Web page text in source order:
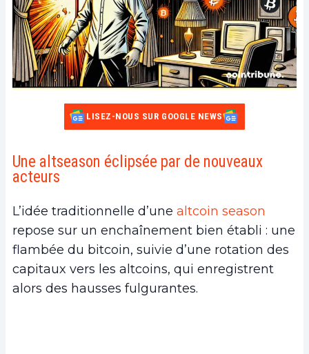
LISEZ-NOUS SUR GOOGLE NEWS
Une altseason éclipsée par de nouveaux
acteurs
L’idée traditionnelle d’une altcoin season
repose sur un enchaînement bien établi : une
flambée du bitcoin, suivie d’une rotation des
capitaux vers les altcoins, qui enregistrent
alors des hausses fulgurantes.